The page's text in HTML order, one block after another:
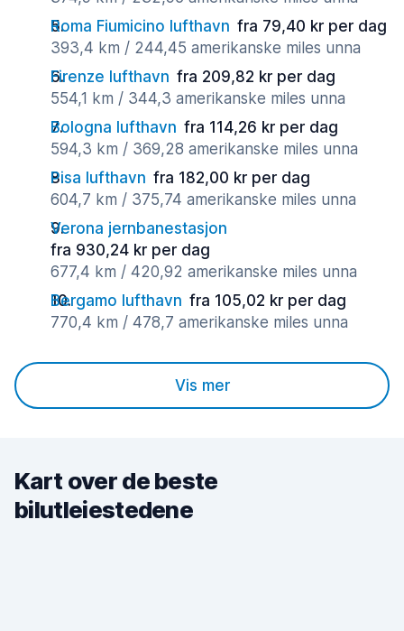
Roma Fiumicino lufthavn fra 79,40 kr per dag
393,4 km / 244,45 amerikanske miles unna
Firenze lufthavn fra 209,82 kr per dag
554,1 km / 344,3 amerikanske miles unna
Bologna lufthavn fra 114,26 kr per dag
594,3 km / 369,28 amerikanske miles unna
Pisa lufthavn fra 182,00 kr per dag
604,7 km / 375,74 amerikanske miles unna
Verona jernbanestasjon
fra 930,24 kr per dag
677,4 km / 420,92 amerikanske miles unna
Bergamo lufthavn fra 105,02 kr per dag
770,4 km / 478,7 amerikanske miles unna
Vis mer
Kart over de beste
bilutleiestedene